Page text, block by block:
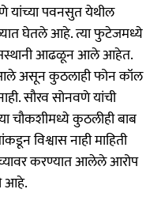
पवनसुत येथील
घेतले आहे. त्या फुटेजमध्ये
आढळून आले आहेत.
असून कुठलाही फोन कॉल
सौरव सोनवणे यांची
चौकशीमध्ये कुठलीही बाब
विश्वास नाही माहिती
करण्यात आलेले आरोप
आहे.